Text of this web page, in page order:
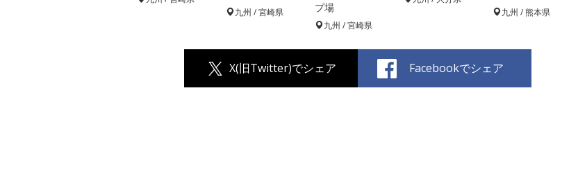
九州 / 宮崎県
プ場
九州 / 宮崎県
九州 / 熊本県
X(旧Twitter)でシェア Facebookでシェア